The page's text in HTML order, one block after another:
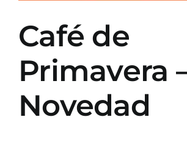
Café de
Primavera
Novedad